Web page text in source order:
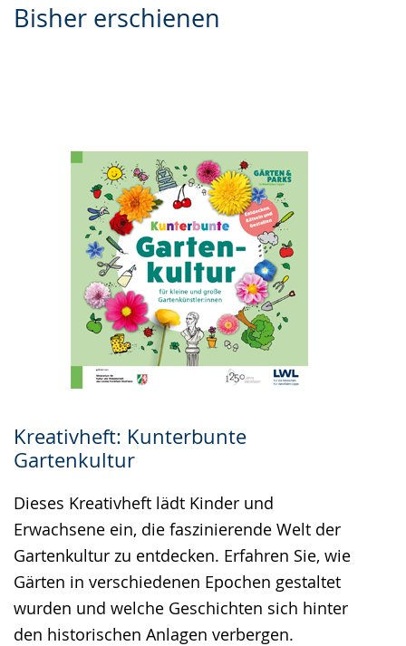
Bisher erschienen
Leichten
Audio-
Video
angezeigt.
Kreativheft: Kunterbunte
Gartenkultur
Dieses Kreativheft lädt Kinder und
Erwachsene ein, die faszinierende Welt der
Gartenkultur zu entdecken. Erfahren Sie, wie
Gärten in verschiedenen Epochen gestaltet
wurden und welche Geschichten sich hinter
den historischen Anlagen verbergen.